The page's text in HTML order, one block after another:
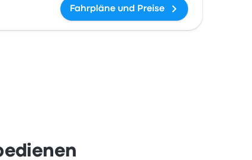
Fahrpläne und Preise